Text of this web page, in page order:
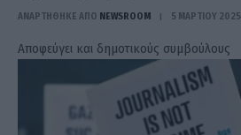
ΑΝΑΡΤΗΘΗΚΕ ΑΠΟ NEWSROOM 5 ΜΑΡΤΊΟΥ 2025
Αποφεύγει και δημοτικούς συμβούλους